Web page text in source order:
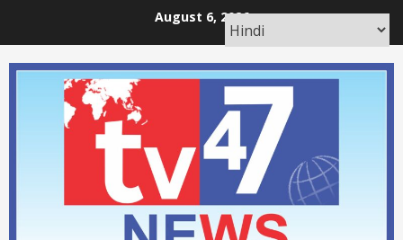
content
August 6, 2026